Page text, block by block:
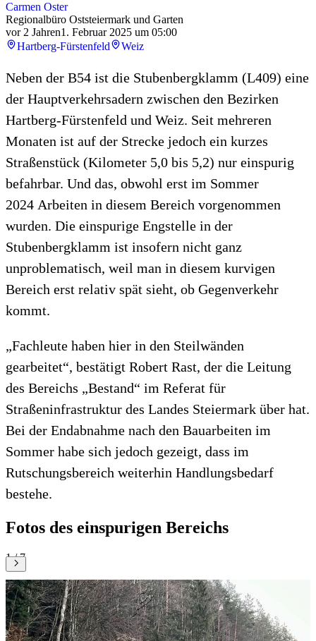
Carmen Oster
Regionalbüro Oststeiermark und Garten
vor 2 Jahren1. Februar 2025 um 05:00
Hartberg-Fürstenfeld
Weiz
Neben der B54 ist die Stubenbergklamm (L409) eine
der Hauptverkehrsadern zwischen den Bezirken
Hartberg-Fürstenfeld und Weiz. Seit mehreren
Monaten ist auf der Strecke jedoch ein kurzes
Straßenstück (Kilometer 5,0 bis 5,2) nur einspurig
befahrbar. Und das, obwohl erst im Sommer
2024 Arbeiten in diesem Bereich vorgenommen
wurden. Die einspurige Engstelle in der
Stubenbergklamm ist insofern nicht ganz
unproblematisch, weil man in diesem kurvigen
Bereich erst relativ spät sieht, ob Gegenverkehr
kommt.
„Fachleute haben hier in den Steilwänden
gearbeitet“, bestätigt Robert Rast, der die Leitung
des Bereichs „Bestand“ im Referat für
Straßeninfrastruktur des Landes Steiermark über hat.
Bei der Endabnahme nach den Bauarbeiten im
Sommer habe sich jedoch gezeigt, dass im
Rutschungsbereich weiterhin Handlungsbedarf
bestehe.
Fotos des einspurigen Bereichs
1 / 7